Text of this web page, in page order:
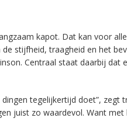
kapot. Dat kan voor
stijfheid, traagheid en het
Centraal staat daarbij dat
tegelijkertijd doet”, zegt
juist zo waardevol. Want